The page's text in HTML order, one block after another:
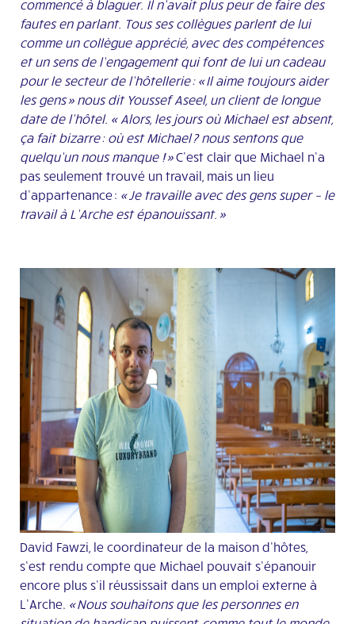
commencé à blaguer. Iln’avait plus peurde faire des
fautes en parlant. Tous ses collègues parlent de lui
comme un collègue apprécié, avec des compétences
et un sens de l’engagement qui font de lui un cadeau
pour le secteur de l’hôtellerie: « Il aime toujours aider
les gens» nous dit YoussefAseel, un client de longue
date de l’hôtel. « Alors, les jours où Michael est absent,
ça fait bizarre : où est Michael ? nous sentons que
quelqu’un nousmanque ! »C’est clair que Michael n’a
pas seulement trouvé un travail, mais un lieu
d’appartenance : «Je travaille avec des gens super – le
travail à L’Arche est épanouissant. »
David Fawzi, le coordinateur de la maison d’hôtes,
s’est rendu compte que Michael pouvait s’épanouir
encore plus s’il réussissait dans un emploi externe à
L’Arche. « Nous souhaitons que les personnes en